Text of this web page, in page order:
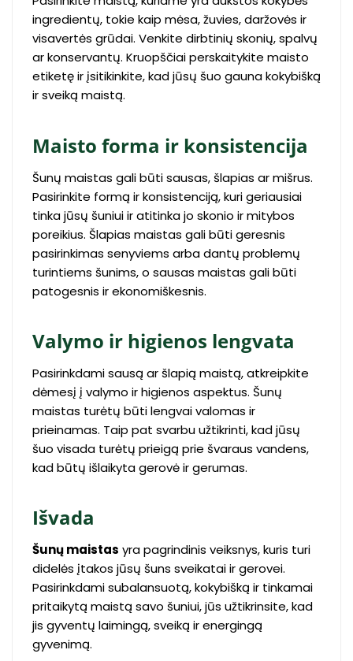
ingredientų, tokie kaip mėsa, žuvies, daržovės ir
visavertės grūdai. Venkite dirbtinių skonių, spalvų
ar konservantų. Kruopščiai perskaitykite maisto
etiketę ir įsitikinkite, kad jūsų šuo gauna kokybišką
ir sveiką maistą.
Maisto forma ir konsistencija
Šunų maistas gali būti sausas, šlapias ar mišrus.
Pasirinkite formą ir konsistenciją, kuri geriausiai
tinka jūsų šuniui ir atitinka jo skonio ir mitybos
poreikius. Šlapias maistas gali būti geresnis
pasirinkimas senyviems arba dantų problemų
turintiems šunims, o sausas maistas gali būti
patogesnis ir ekonomiškesnis.
Valymo ir higienos lengvata
Pasirinkdami sausą ar šlapią maistą, atkreipkite
dėmesį į valymo ir higienos aspektus. Šunų
maistas turėtų būti lengvai valomas ir
prieinamas. Taip pat svarbu užtikrinti, kad jūsų
šuo visada turėtų prieigą prie švaraus vandens,
kad būtų išlaikyta gerovė ir gerumas.
Išvada
Šunų maistas yra pagrindinis veiksnys, kuris turi
didelės įtakos jūsų šuns sveikatai ir gerovei.
Pasirinkdami subalansuotą, kokybišką ir tinkamai
pritaikytą maistą savo šuniui, jūs užtikrinsite, kad
jis gyventų laimingą, sveiką ir energingą
gyvenimą.